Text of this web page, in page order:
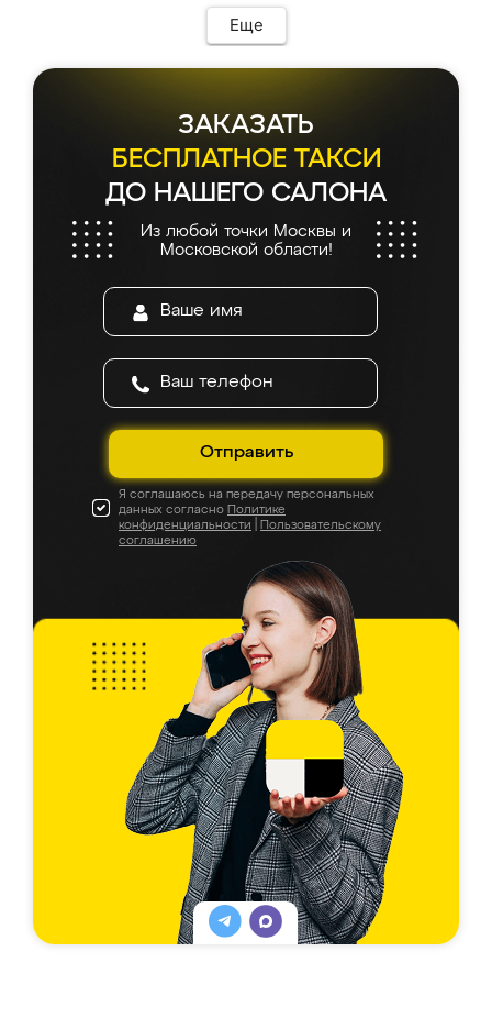
Еще
ЗАКАЗАТЬ
БЕСПЛАТНОЕ ТАКСИ
ДО НАШЕГО САЛОНА
Из любой точки Москвы и
Московской области!
Отправить
Я соглашаюсь на передачу персональных
данных согласно Политике
конфиденциальности
Пользовательскому
соглашению